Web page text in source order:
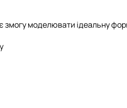
змогу моделювати ідеальну